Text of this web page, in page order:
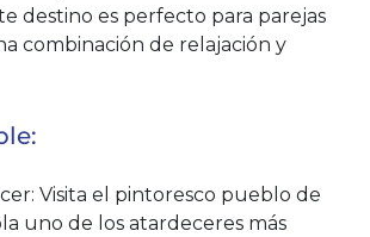
destino es perfecto para parejas
combinación de relajación y
Visita el pintoresco pueblo de
uno de los atardeceres más